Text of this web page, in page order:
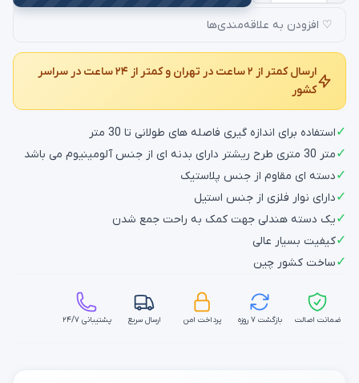
♡ افزودن به علاقه‌مندی‌ها
ارسال کمتر از ۲ ساعت در تهران و کمتر از ۲۴ ساعت در سراسر
کشور
✓استفاده برای اندازه گیری فاصله های طولانی تا 30 متر
✓متر 30 متری طرح ریشتر دارای بدنه ای از جنس آلومینیوم می باشد
✓دسته ای مقاوم از جنس پلاستیک
✓دارای نوار فلزی از جنس استیل
✓یک دسته هندلی جهت کمک به راحت جمع شدن
✓کیفیت بسیار عالی
✓ساخت کشور چین
ضمانت اصالت بازگشت ۷ روزه پرداخت امن ارسال سریع پشتیبانی ۲۴/۷